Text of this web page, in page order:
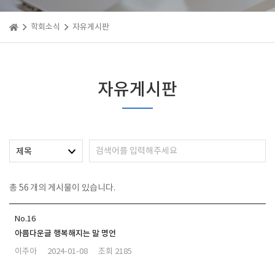
학회소식 자유게시판
자유게시판
제목
총 56 개의 게시물이 있습니다.
16
아름다운글 행복해지는 말 명언
이주아
2024-01-08 2185